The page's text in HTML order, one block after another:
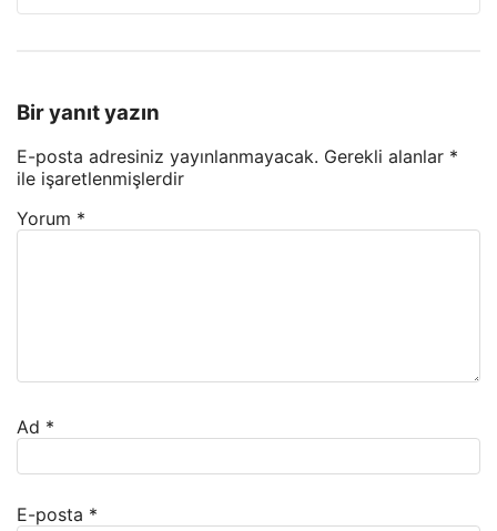
Bir yanıt yazın
E-posta adresiniz yayınlanmayacak. Gerekli alanlar *
ile işaretlenmişlerdir
Yorum *
Ad *
E-posta *